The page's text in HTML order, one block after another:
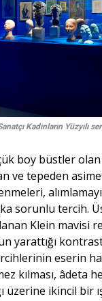
Kadınların Yüzyılı
boy büstler
ve tepeden
sorunlu tercih.
Klein mavisi
yarattığı
eserin
kılması, âdeta
üzerine ikincil bir